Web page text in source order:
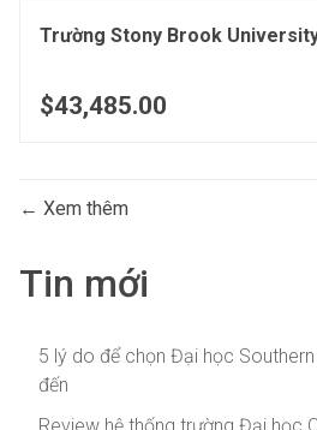
Trường Stony Brook
$43,485.00
Xem thêm
Tin mới
5 lý do để chọn Đại học
đến